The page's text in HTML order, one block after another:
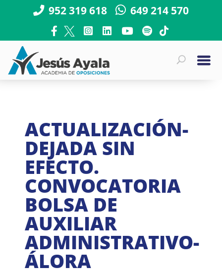
952 319 618 649 214 570
ACTUALIZACIÓN-
DEJADA SIN
EFECTO.
CONVOCATORIA
BOLSA DE
AUXILIAR
ADMINISTRATIVO-
ÁLORA